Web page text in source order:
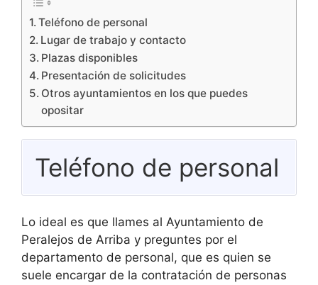
Teléfono de personal
Lugar de trabajo y contacto
Plazas disponibles
Presentación de solicitudes
Otros ayuntamientos en los que puedes
opositar
Teléfono de personal
Lo ideal es que llames al Ayuntamiento de
Peralejos de Arriba y preguntes por el
departamento de personal, que es quien se
suele encargar de la contratación de personas